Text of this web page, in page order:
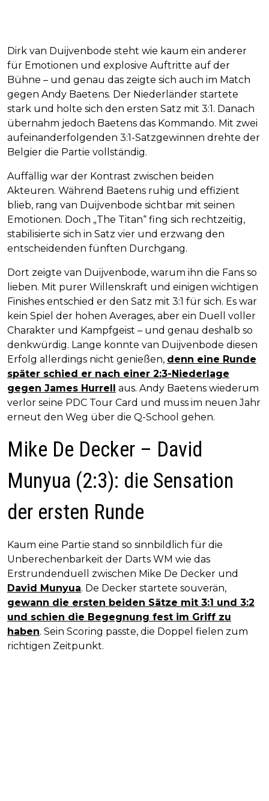
Dirk van Duijvenbode steht wie kaum ein anderer
für Emotionen und explosive Auftritte auf der
Bühne – und genau das zeigte sich auch im Match
gegen Andy Baetens. Der Niederländer startete
stark und holte sich den ersten Satz mit 3:1. Danach
übernahm jedoch Baetens das Kommando. Mit zwei
aufeinanderfolgenden 3:1-Satzgewinnen drehte der
Belgier die Partie vollständig.
Auffällig war der Kontrast zwischen beiden
Akteuren. Während Baetens ruhig und effizient
blieb, rang van Duijvenbode sichtbar mit seinen
Emotionen. Doch „The Titan“ fing sich rechtzeitig,
stabilisierte sich in Satz vier und erzwang den
entscheidenden fünften Durchgang.
Dort zeigte van Duijvenbode, warum ihn die Fans so
lieben. Mit purer Willenskraft und einigen wichtigen
Finishes entschied er den Satz mit 3:1 für sich. Es war
kein Spiel der hohen Averages, aber ein Duell voller
Charakter und Kampfgeist – und genau deshalb so
denkwürdig. Lange konnte van Duijvenbode diesen
Erfolg allerdings nicht genießen, denn eine Runde
später schied er nach einer 2:3-Niederlage
gegen James Hurrell aus. Andy Baetens wiederum
verlor seine PDC Tour Card und muss im neuen Jahr
erneut den Weg über die Q-School gehen.
Mike De Decker – David
Munyua (2:3): die Sensation
der ersten Runde
Kaum eine Partie stand so sinnbildlich für die
Unberechenbarkeit der Darts WM wie das
Erstrundenduell zwischen Mike De Decker und
David Munyua. De Decker startete souverän,
gewann die ersten beiden Sätze mit 3:1 und 3:2
und schien die Begegnung fest im Griff zu
haben. Sein Scoring passte, die Doppel fielen zum
richtigen Zeitpunkt.